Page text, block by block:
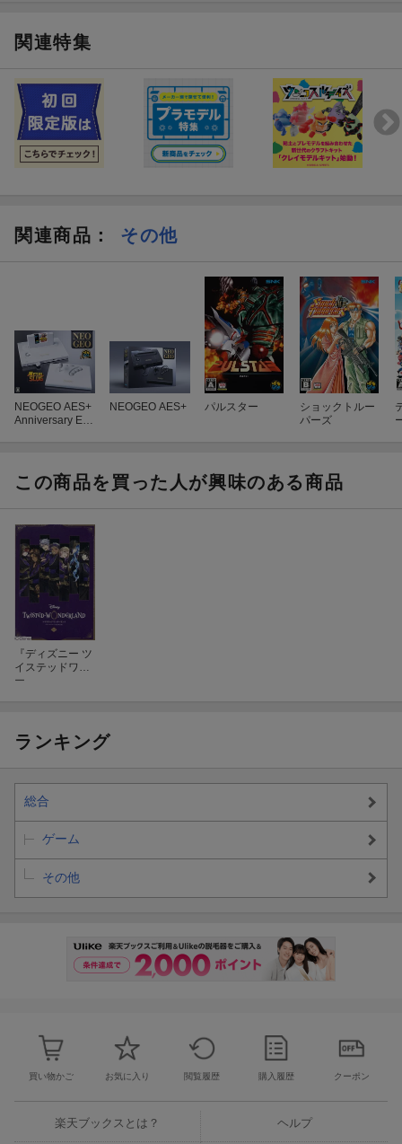
レッド：ソニック＆テイルス、ガンスターヒーローズ、シルヴァ
イエロー：シャイニング・フォース外伝 遠征・邪神の国へ、シ
ャイニング・フォース外伝II 邪神の覚醒、シャイニング・フォー
ス外伝 ファイナルコンフリクト、なぞぷよ アルルのルー
レッド：女神転生外伝ラストバイブル、女神転生外伝ラストバイ
ブルスペシャル、The GG忍、コラムス
◆メガドライブミニ製作スタッフが再結集！ こだわりのクオリ
ティ
製作スタッフが、本プロジェクトのために再結集。小さいながら
もゲームが遊べてしまう、ミニチュアトイとしての高い完成度を
実現しています。ソフトウェア部分は引き続き有限会社エムツー
が担当。今回もこだわり抜いた再現度と完成度で、ミクロサイズ
とは思えないビッグな楽しさをご提供します。
【仕様】
音声出力：モノラルスピーカー、3.5mmステレオヘッドホンジャ
電源：単4乾電池2本（別売）、USBマイクロ端子での電源供給も
可能
【セット内容】
本体…1台
取扱説明書兼保証書
※本商品に単4電池、USBケーブルは付属しません。本品を使用す
るには、単4乾電池2本もしくは市販のUSBケーブル（MicroBタイ
す。ゲームをダウンロードしたり、ゲームギアソフトを差し込ん
©SEGA
関連特集
関連商品 ： その他
NEOGEO AES+
Anniversary Edit
NEOGEO AES+ パルスター
ショックトルー
パーズ
この商品を買った人が興味のある商品
『ディズニー ツ
イステッドワン
ダーランド』グ
ー
ランキング
総合
ゲーム
その他
買い物かご お気に入り 閲覧履歴 購入履歴 クーポン
楽天ブックスとは？ ヘルプ